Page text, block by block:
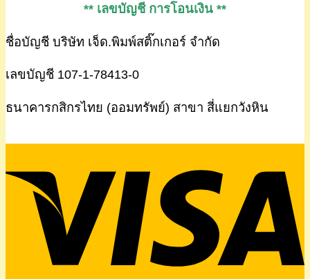
** เลขบัญชี การโอนเงิน **
ชื่อบัญชี บริษัท เจ็ด.พิมพ์สติ๊กเกอร์ จำกัด
เลขบัญชี 107-1-78413-0
ธนาคารกสิกรไทย (ออมทรัพย์) สาขา สี่แยกวังหิน